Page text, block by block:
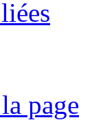
page